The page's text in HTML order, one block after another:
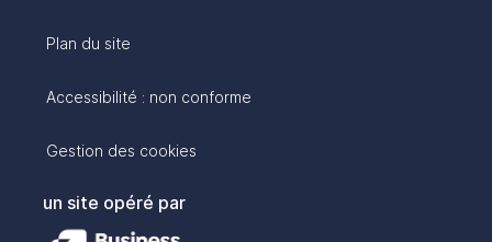
Plan du site
Accessibilité : non conforme
Gestion des cookies
un site opéré par